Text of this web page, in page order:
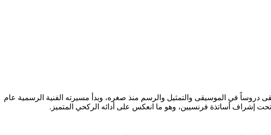
صقل موهبته مبكراً، وتلقى دروساً في الموسيقى والتمثيل والرسم منذ صغره، وبدأ مسيرته الفنية الرسمية عام